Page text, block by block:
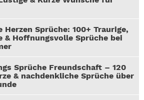
Herzen Sprüche: 100+ Traurige,
& Hoffnungsvolle Sprüche bei
Sprüche Freundschaft – 120
& nachdenkliche Sprüche über